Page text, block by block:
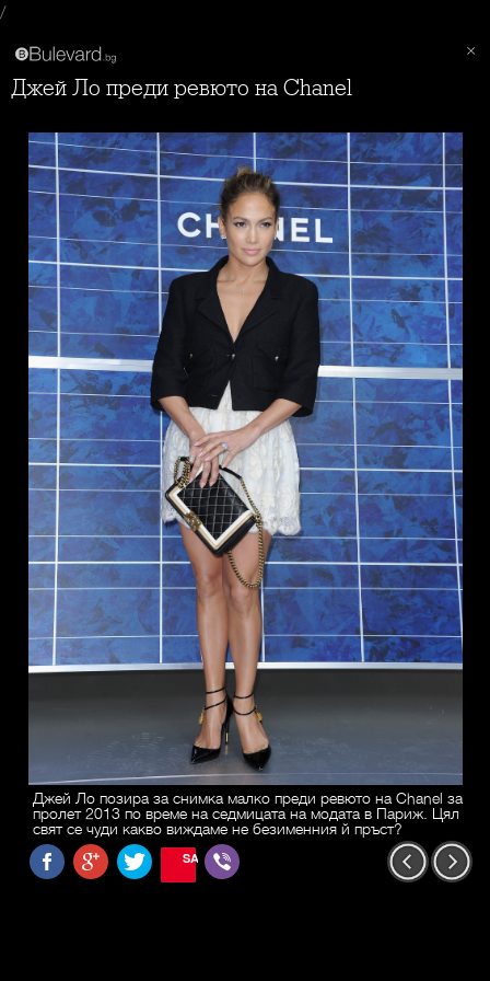
/
Джей Ло преди ревюто на Chanel
Джей Ло позира за снимка малко преди ревюто на Chanel за
пролет 2013 по време на седмицата на модата в Париж. Цял
свят се чуди какво виждаме не безименния й пръст?
SAVE